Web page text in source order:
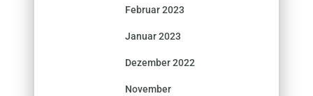
Februar 2023
Januar 2023
Dezember 2022
November